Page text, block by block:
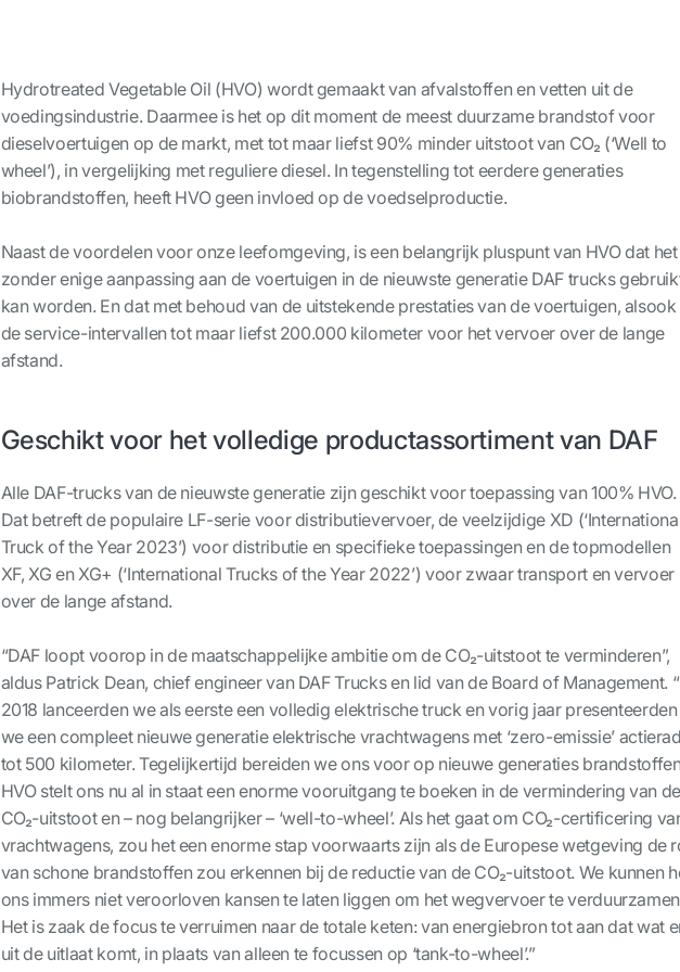
Hydrotreated Vegetable Oil (HVO) wordt gemaakt van afvalstoffen en vetten uit de
voedingsindustrie. Daarmee is het op dit moment de meest duurzame brandstof voor
dieselvoertuigen op de markt, met tot maar liefst 90% minder uitstoot van CO₂ (‘Well to
wheel’), in vergelijking met reguliere diesel. In tegenstelling tot eerdere generaties
biobrandstoffen, heeft HVO geen invloed op de voedselproductie.
Naast de voordelen voor onze leefomgeving, is een belangrijk pluspunt van HVO dat het
zonder enige aanpassing aan de voertuigen in de nieuwste generatie DAF trucks
kan worden. En dat met behoud van de uitstekende prestaties van de voertuigen, alsook
de service-intervallen tot maar liefst 200.000 kilometer voor het vervoer over de lange
afstand.
Geschikt voor het volledige productassortiment van DAF
Alle DAF-trucks van de nieuwste generatie zijn geschikt voor toepassing van 100% HVO.
Dat betreft de populaire LF-serie voor distributievervoer, de veelzijdige XD
Truck of the Year 2023’) voor distributie en specifieke toepassingen en de topmodellen
XF, XG en XG+ (‘International Trucks of the Year 2022’) voor zwaar transport en vervoer
over de lange afstand.
“DAF loopt voorop in de maatschappelijke ambitie om de CO₂-uitstoot te verminderen”,
aldus Patrick Dean, chief engineer van DAF Trucks en lid van de Board of Management.
2018 lanceerden we als eerste een volledig elektrische truck en vorig jaar presenteerden
we een compleet nieuwe generatie elektrische vrachtwagens met ‘zero-emissie’
tot 500 kilometer. Tegelijkertijd bereiden we ons voor op nieuwe generaties
HVO stelt ons nu al in staat een enorme vooruitgang te boeken in de vermindering van de
CO₂-uitstoot en – nog belangrijker – ‘well-to-wheel’. Als het gaat om CO₂-certificering
vrachtwagens, zou het een enorme stap voorwaarts zijn als de Europese wetgeving de
van schone brandstoffen zou erkennen bij de reductie van de CO₂-uitstoot. We kunnen
ons immers niet veroorloven kansen te laten liggen om het wegvervoer te
Het is zaak de focus te verruimen naar de totale keten: van energiebron tot aan dat wat
uit de uitlaat komt, in plaats van alleen te focussen op ‘tank-to-wheel’.”